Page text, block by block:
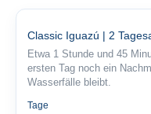
Classic Iguazú | 2
Etwa 1 Stunde und 45
ersten Tag noch ein
Wasserfälle bleibt.
Tage